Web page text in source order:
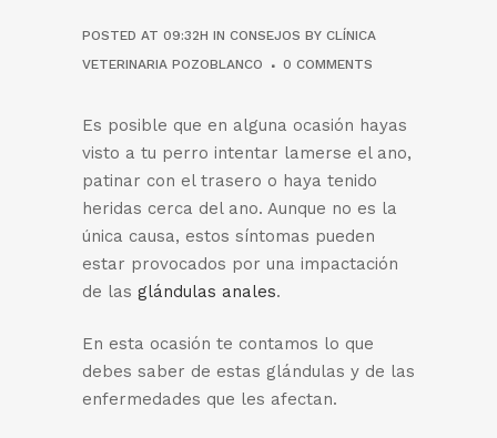
POSTED AT 09:32H IN CONSEJOS BY CLÍNICA
VETERINARIA POZOBLANCO
0 COMMENTS
Es posible que en alguna ocasión hayas
visto a tu perro intentar lamerse el ano,
patinar con el trasero o haya tenido
heridas cerca del ano. Aunque no es la
única causa, estos síntomas pueden
estar provocados por una impactación
de las glándulas anales.
En esta ocasión te contamos lo que
debes saber de estas glándulas y de las
enfermedades que les afectan.